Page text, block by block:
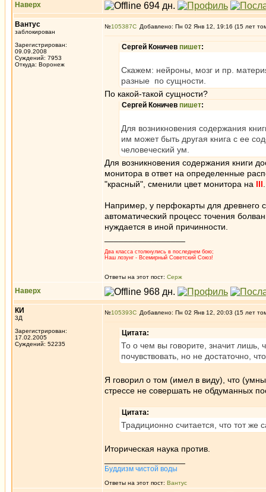
Наверх
Вантус
заблокирован
Зарегистрирован:
09.09.2008
Суждений: 7953
Откуда: Воронеж
№105387 Добавлено: Пн 02 Янв 12, 19:16 (15 лет
Сергей Коничев пишет:
Скажем: нейроны, мозг и пр.
разные по сущности.
По какой-такой сущности?
Сергей Коничев пишет:
Для возникновения содержания
им может быть другая книга с ее
человеческий ум.
Для возникновения содержания книги
монитора в ответ на определенные
"красный", сменили цвет монитора на lll
Например, у перфокарты для древнего
автоматический процесс точения
нуждается в иной причинности.
Два класса столкнулись в последнем бою;
Наш лозунг - Всемирный Советский Союз!
Ответы на этот пост: Серж
Наверх
КИ
3Д
Зарегистрирован:
17.02.2005
Суждений: 52235
№105393 Добавлено: Пн 02 Янв 12, 20:03 (15 лет
Цитата:
То о чем вы говорите, значит лишь,
почувствовать, но не достаточно,
Я говорил о том (имел в виду), что
стрессе не совершать не обдуманных
Цитата:
Традиционно считается, что тот же
Иторическая наука против.
Буддизм чистой воды
Ответы на этот пост: Вантус